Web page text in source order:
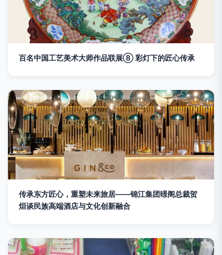
百名中国工艺美术大师作品联展⑧ 彩灯下的匠心传承
传承东方匠心，重塑未来旅居——锦江集团暻阁总裁贺
烜谈民族高端酒店与文化创新融合